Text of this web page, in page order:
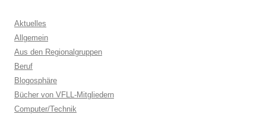
Aktuelles
Allgemein
Aus den Regionalgruppen
Beruf
Blogosphäre
Bücher von VFLL-Mitgliedern
Computer/Technik